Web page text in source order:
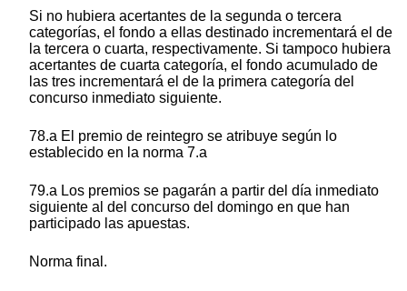
Si no hubiera acertantes de la segunda o tercera
categorías, el fondo a ellas destinado incrementará el de
la tercera o cuarta, respectivamente. Si tampoco hubiera
acertantes de cuarta categoría, el fondo acumulado de
las tres incrementará el de la primera categoría del
concurso inmediato siguiente.
78.a El premio de reintegro se atribuye según lo
establecido en la norma 7.a
79.a Los premios se pagarán a partir del día inmediato
siguiente al del concurso del domingo en que han
participado las apuestas.
Norma final.